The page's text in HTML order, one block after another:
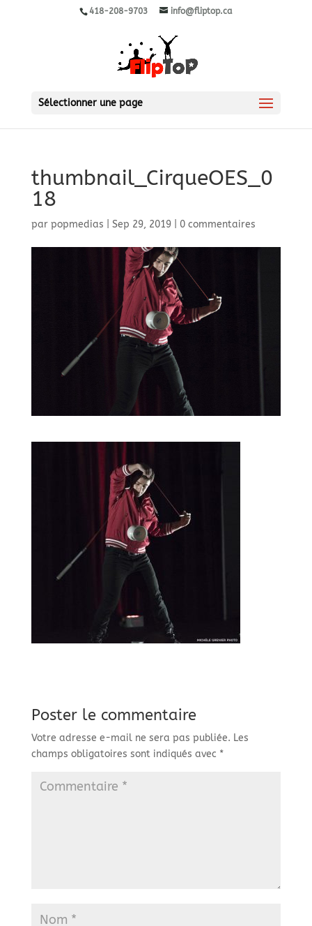
418-208-9703 info@fliptop.ca
Sélectionner une page
thumbnail_CirqueOES_0
18
par popmedias Sep 29, 2019| 0 commentaires
Poster le commentaire
Votre adresse e-mail ne sera pas publiée. Les
champs obligatoires sont indiqués avec *